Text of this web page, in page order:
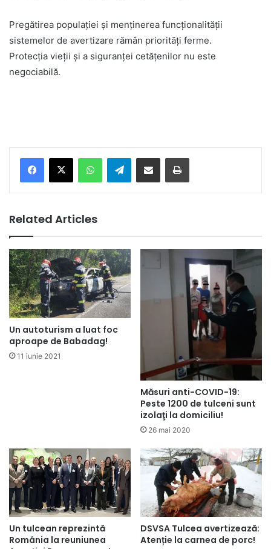
Pregătirea populației și menținerea funcționalității
sistemelor de avertizare rămân priorități ferme.
Protecția vieții și a siguranței cetățenilor nu este
negociabilă.
Telegram
Related Articles
Un autoturism a luat foc
aproape de Babadag!
11 iunie 2021
Măsuri anti-COVID-19:
Peste 1200 de tulceni sunt
izolaţi la domiciliu!
26 mai 2020
Un tulcean reprezintă
România la reuniunea
DSVSA Tulcea avertizează:
Atenție la carnea de porc!